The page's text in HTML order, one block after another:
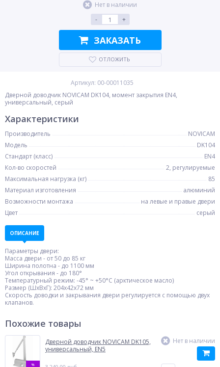
Нет в наличии
-
+
ЗАКАЗАТЬ
ОТЛОЖИТЬ
Артикул: 00-00011035
Дверной доводчик NOVICAM DK104, момент закрытия EN4,
универсальный, серый
Характеристики
Производитель
NOVICAM
Модель
DK104
Стандарт (класс)
EN4
Кол-во скоростей
2, регулируемые
Максимальная нагрузка (кг)
85
Материал изготовления
алюминий
Возможности монтажа
на левые и правые двери
Цвет
серый
ОПИСАНИЕ
Параметры двери:
Масса двери - от 50 до 85 кг
Ширина полотна - до 1100 мм
Угол открывания - до 180°
Температурный режим: -45° ~ +50°С (арктическое масло)
Размер (ШxВxГ): 204x42x72 мм
Скорость доводки и закрывания двери регулируется с помощью двух
клапанов.
Похожие товары
%
Дверной доводчик NOVICAM DK105,
универсальный, EN5
Нет в наличии